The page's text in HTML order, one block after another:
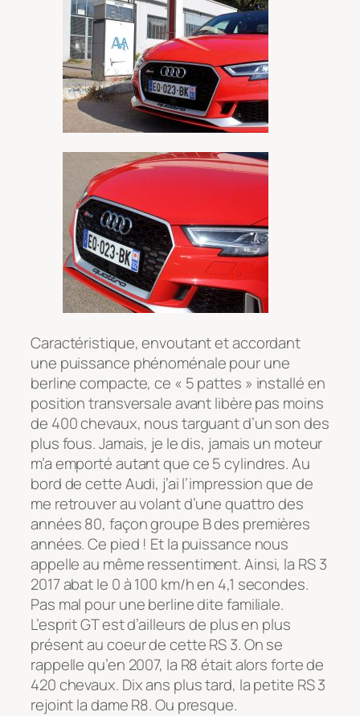
Caractéristique, envoutant et accordant
une puissance phénoménale pour une
berline compacte, ce « 5 pattes » installé en
position transversale avant libère pas moins
de 400 chevaux, nous targuant d’un son des
plus fous. Jamais, je le dis, jamais un moteur
m’a emporté autant que ce 5 cylindres. Au
bord de cette Audi, j’ai l’impression que de
me retrouver au volant d’une quattro des
années 80, façon groupe B des premières
années. Ce pied ! Et la puissance nous
appelle au même ressentiment. Ainsi, la RS 3
2017 abat le 0 à 100 km/h en 4,1 secondes.
Pas mal pour une berline dite familiale.
L’esprit GT est d’ailleurs de plus en plus
présent au coeur de cette RS 3. On se
rappelle qu’en 2007, la R8 était alors forte de
420 chevaux. Dix ans plus tard, la petite RS 3
rejoint la dame R8. Ou presque.